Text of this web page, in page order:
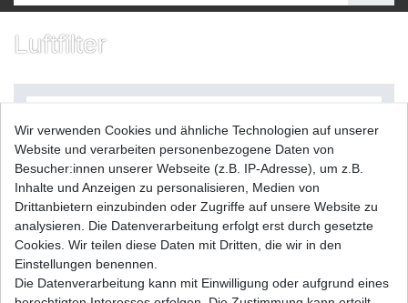
Luftfilter
Filter
Luftfilter Hiflo Yamaha FZR 600 R Genesis 4JH
4MH 4MM 1994 - 1995
Wir verwenden Cookies und ähnliche Technologien auf unserer
Website und verarbeiten personenbezogene Daten von
Besucher:innen unserer Webseite (z.B. IP-Adresse), um z.B.
Inhalte und Anzeigen zu personalisieren, Medien von
Drittanbietern einzubinden oder Zugriffe auf unsere Website zu
analysieren. Die Datenverarbeitung erfolgt erst durch gesetzte
Cookies. Wir teilen diese Daten mit Dritten, die wir in den
Einstellungen benennen.
Die Datenverarbeitung kann mit Einwilligung oder aufgrund eines